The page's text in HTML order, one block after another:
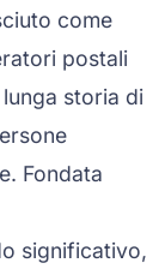
come
postali
storia di
Fondata
significativo,